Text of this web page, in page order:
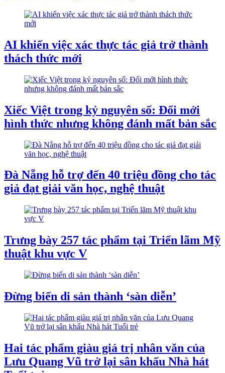
AI khiến việc xác thực tác giả trở thành
thách thức mới
Xiếc Việt trong kỷ nguyên số: Đổi mới
hình thức nhưng không đánh mất bản sắc
Đà Nẵng hỗ trợ đến 40 triệu đồng cho tác
giả đạt giải văn học, nghệ thuật
Trưng bày 257 tác phẩm tại Triển lãm Mỹ
thuật khu vực V
Đừng biến di sản thành ‘sàn diễn’
Hai tác phẩm giàu giá trị nhân văn của
Lưu Quang Vũ trở lại sân khấu Nhà hát